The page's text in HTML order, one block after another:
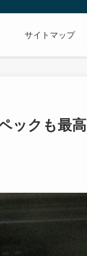
サイトマップ
ックも最高